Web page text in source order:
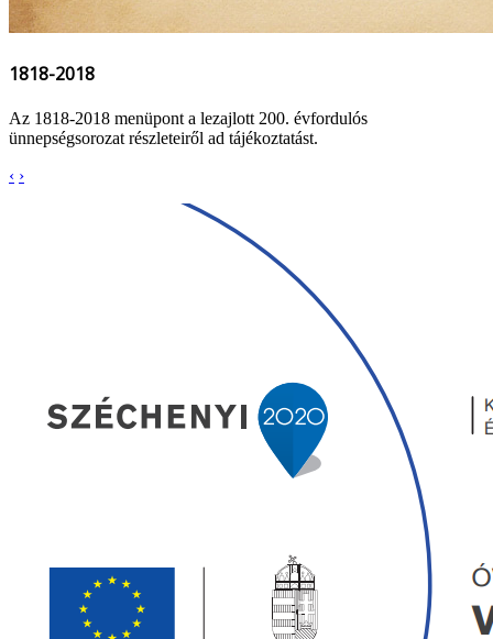
1818-2018
Az 1818-2018 menüpont a lezajlott 200. évfordulós
ünnepségsorozat részleteiről ad tájékoztatást.
‹ ›